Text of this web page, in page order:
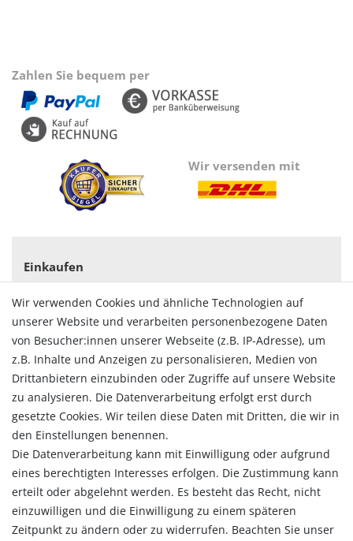
Zahlen Sie bequem per
Wir versenden mit
Einkaufen
Zahlungsarten
Versandarten & -kosten
Widerrufsrecht
Vertrag widerrufen
Konto
Login
Registrieren
Warenkorb
Zur Kasse
Allgemein
Kontakt
Datenschutzerklärung
AGB
Wir verwenden Cookies und ähnliche Technologien auf
unserer Website und verarbeiten personenbezogene Daten
von Besucher:innen unserer Webseite (z.B. IP-Adresse), um
z.B. Inhalte und Anzeigen zu personalisieren, Medien von
Drittanbietern einzubinden oder Zugriffe auf unsere Website
zu analysieren. Die Datenverarbeitung erfolgt erst durch
gesetzte Cookies. Wir teilen diese Daten mit Dritten, die wir in
den Einstellungen benennen.
Die Datenverarbeitung kann mit Einwilligung oder aufgrund
eines berechtigten Interesses erfolgen. Die Zustimmung kann
erteilt oder abgelehnt werden. Es besteht das Recht, nicht
einzuwilligen und die Einwilligung zu einem späteren
Zeitpunkt zu ändern oder zu widerrufen. Beachten Sie unser